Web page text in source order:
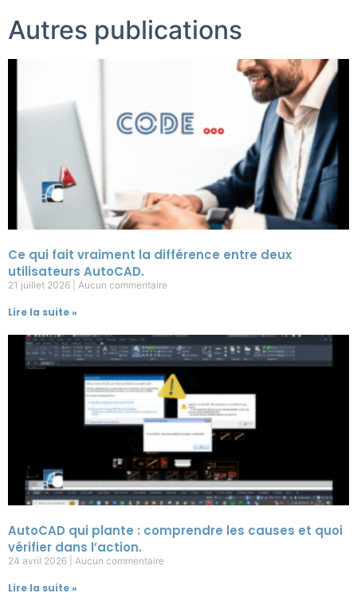
Autres publications
Ce qui fait vraiment la différence entre deux
utilisateurs AutoCAD.
21 juillet 2026 Aucun commentaire
Lire la suite »
AutoCAD qui plante : comprendre les causes et quoi
vérifier dans l’action.
24 avril 2026 Aucun commentaire
Lire la suite »